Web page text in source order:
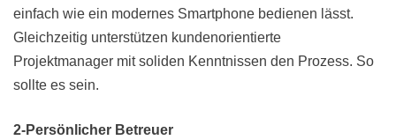
einfach wie ein modernes Smartphone bedienen lässt.
Gleichzeitig unterstützen kundenorientierte
Projektmanager mit soliden Kenntnissen den Prozess. So
sollte es sein.
2-Persönlicher Betreuer